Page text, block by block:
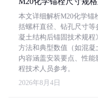
本文详细解析M20化学锚
括螺杆直径、钻孔尺寸
凝土结构后锚固技术规程
方法和典型数值（如混凝
内容涵盖安装要点、性
程技术人员参考。
2026年8月4日